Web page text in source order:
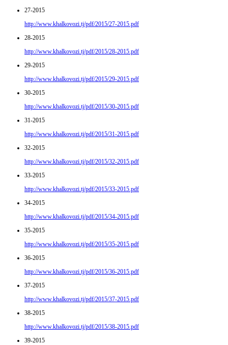
27-2015
http://www.khalkovozi.tj/pdf/2015/27-2015.pdf
28-2015
http://www.khalkovozi.tj/pdf/2015/28-2015.pdf
29-2015
http://www.khalkovozi.tj/pdf/2015/29-2015.pdf
30-2015
http://www.khalkovozi.tj/pdf/2015/30-2015.pdf
31-2015
http://www.khalkovozi.tj/pdf/2015/31-2015.pdf
32-2015
http://www.khalkovozi.tj/pdf/2015/32-2015.pdf
33-2015
http://www.khalkovozi.tj/pdf/2015/33-2015.pdf
34-2015
http://www.khalkovozi.tj/pdf/2015/34-2015.pdf
35-2015
http://www.khalkovozi.tj/pdf/2015/35-2015.pdf
36-2015
http://www.khalkovozi.tj/pdf/2015/36-2015.pdf
37-2015
http://www.khalkovozi.tj/pdf/2015/37-2015.pdf
38-2015
http://www.khalkovozi.tj/pdf/2015/38-2015.pdf
39-2015